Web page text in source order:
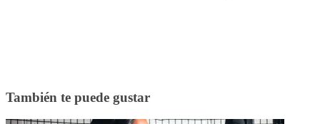
También te puede gustar